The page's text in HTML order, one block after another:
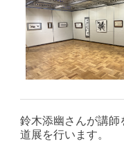
鈴木添幽さんが講
道展を行います。